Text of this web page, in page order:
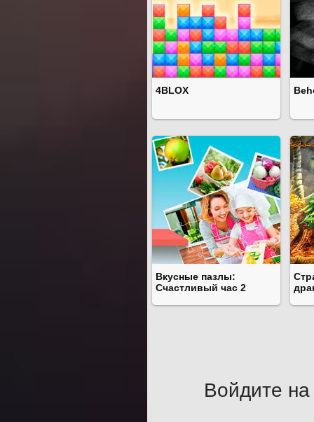
4BLOX
Вкусные пазлы:
Счастливый час 2
Войдите на